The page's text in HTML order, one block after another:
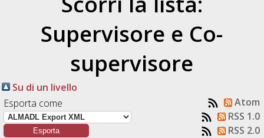
Supervisore e Co-
supervisore
Su di un livello
Esporta come
Atom
RSS 1.0
RSS 2.0